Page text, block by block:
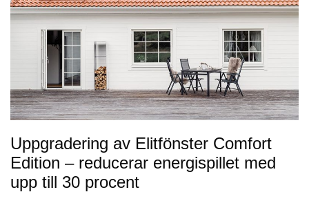
Uppgradering av Elitfönster Comfort
Edition – reducerar energispillet med
upp till 30 procent